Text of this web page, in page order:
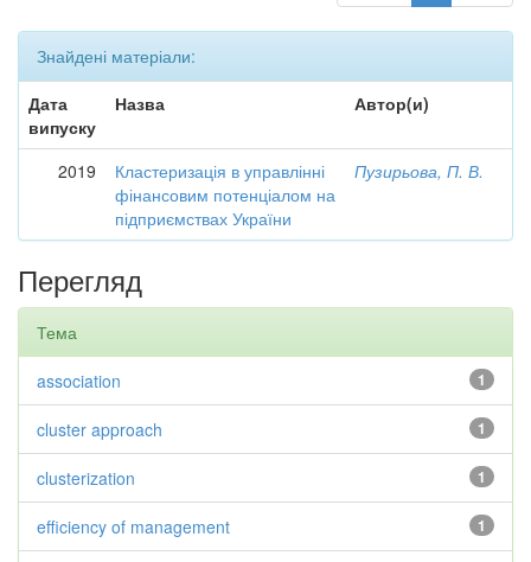
Знайдені матеріали:
Дата
випуску
Назва Автор(и)
2019
Кластеризація в управлінні
фінансовим потенціалом на
підприємствах України
Пузирьова, П. В.
Перегляд
Тема
1
association
1
cluster approach
1
clusterization
1
efficiency of management